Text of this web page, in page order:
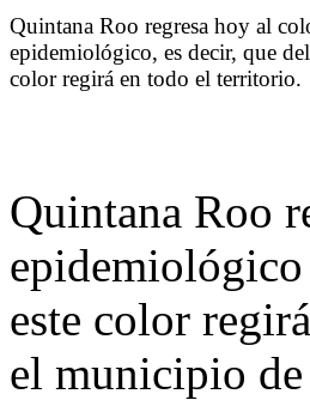
Quintana Roo regresa hoy al
epidemiológico, es decir, que
color regirá en todo el territorio.
Quintana Roo
epidemiológico
este color
el municipio de